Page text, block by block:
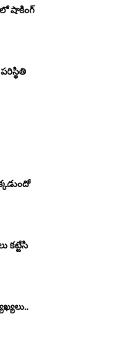
షాకింగ్
కట్టేసి